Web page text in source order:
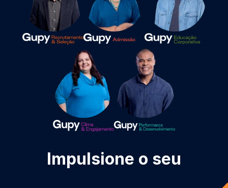
Impulsione o seu